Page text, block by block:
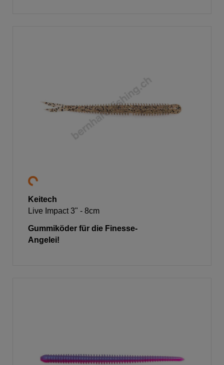
Keitech
Live Impact 3" - 8cm
Gummiköder für die Finesse-
Angelei!